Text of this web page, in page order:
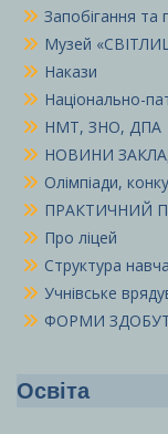
Запобігання та
Музей
Накази
Національно-
НМТ, ЗНО, ДПА
НОВИНИ
Олімпіади,
ПРАКТИЧНИЙ
Про ліцей
Структура
Учнівське
ФОРМИ
Освіта